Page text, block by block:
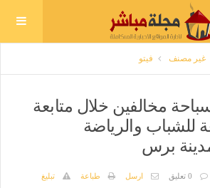
غير مصنف فيتو
مخالفين خلال متابعة
للشباب والرياضة
برس
0 تعليق ارسل طباعة
تبليغ